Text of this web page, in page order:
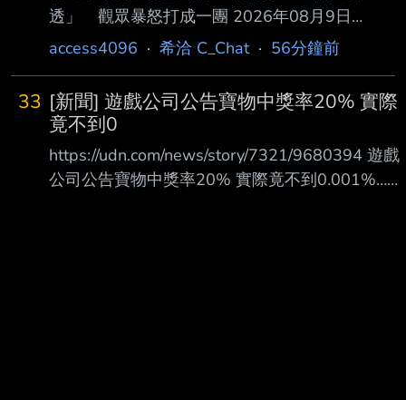
透」 觀眾暴怒打成一團 2026年08月9日
14:53 記者陳宛貞／綜合外電報導 漫威最新大作
Day）席捲全球之際，印度一 間電影院卻上演真
實版大亂鬥。一名二刷的男性觀眾因在放映中不
斷向女伴劇透，惹怒周圍 其他觀眾，雙方爭執
迅速升級為全武行，導致整個影廳大亂，影片在
網路瘋傳。 綜合NDTV等當地媒體，影片中一行
access4096 · 希洽 C_Chat· 56分鐘前
33 [新聞] 遊戲公司公告寶物中獎率20% 實際
竟不到0
https://udn.com/news/story/7321/9680394 遊戲
公司公告寶物中獎率20% 實際竟不到0.001%…法